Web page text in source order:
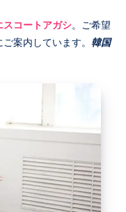
スコートアガシ。ご希望
案内しています。 韓国